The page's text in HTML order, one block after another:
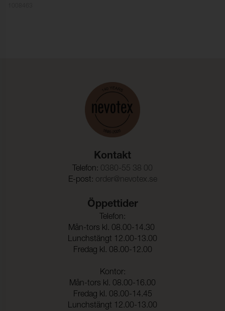
3,0 mm (ISO 13936-2)
2,5 mm (ISO 13936-2)
Dragbrottsgräns Varp: 1900 N (ISO 13934-1)
800 N (ISO 13934-1)
80 N (ISO 13937-3)
50 N (ISO 13937-3)
Dimensionsändring Varp:
Dimensionsändring Väft: 2 %
Kontakt
Telefon: 0380-55 38 00
E-post: order@nevotex.se
Öppettider
Telefon:
Mån-tors kl. 08.00-14.30
Lunchstängt 12.00-13.00
Fredag kl. 08.00-12.00
Kontor:
Mån-tors kl. 08.00-16.00
Fredag kl. 08.00-14.45
Lunchstängt 12.00-13.00